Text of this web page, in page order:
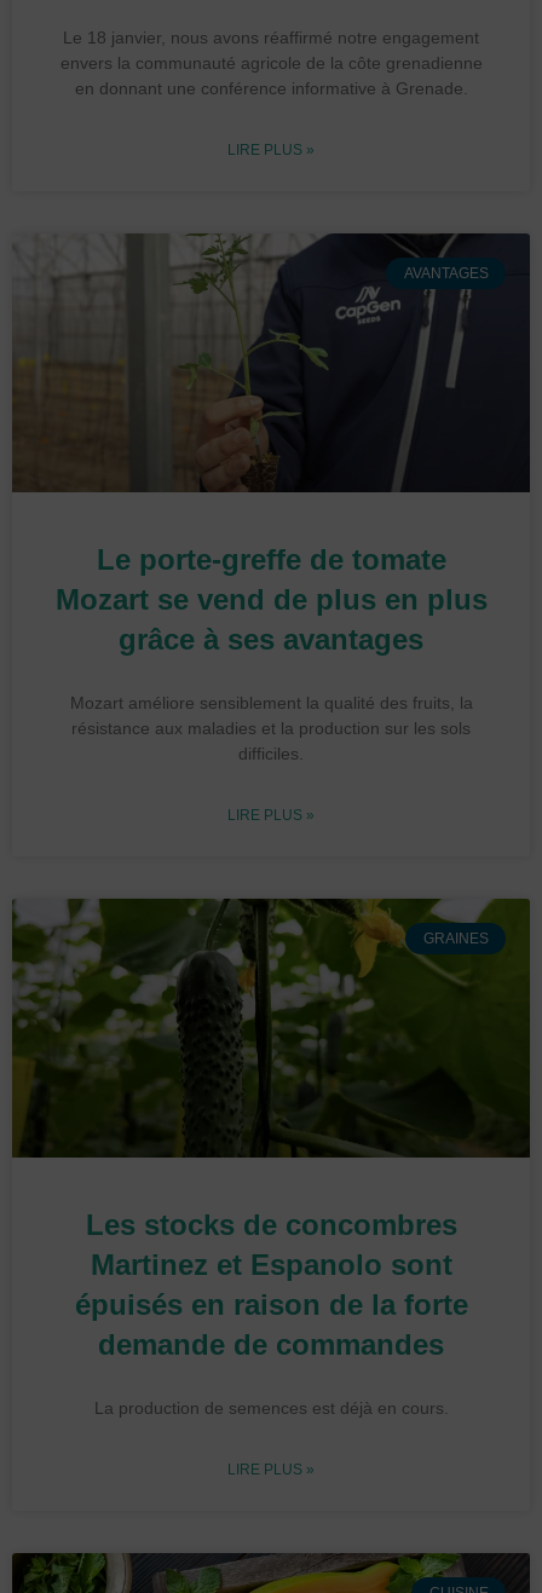
Le 18 janvier, nous avons réaffirmé notre engagement
envers la communauté agricole de la côte grenadienne
en donnant une conférence informative à Grenade.
LIRE PLUS »
AVANTAGES
Le porte-greffe de tomate
Mozart se vend de plus en plus
grâce à ses avantages
Mozart améliore sensiblement la qualité des fruits, la
résistance aux maladies et la production sur les sols
difficiles.
LIRE PLUS »
GRAINES
Les stocks de concombres
Martinez et Espanolo sont
épuisés en raison de la forte
demande de commandes
La production de semences est déjà en cours.
LIRE PLUS »